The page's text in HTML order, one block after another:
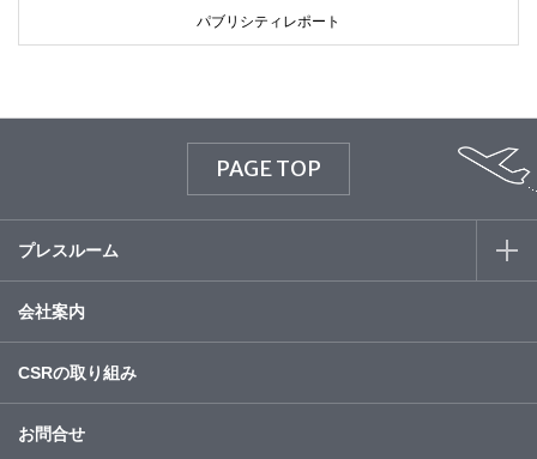
パブリシティレポート
PAGE TOP
プレスルーム
会社案内
CSRの取り組み
お問合せ